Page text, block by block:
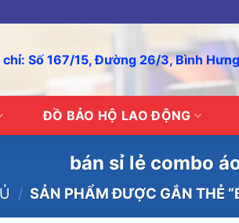
Số 167/15, Đường 26/3, Bình
ĐỒ BẢO HỘ LAO ĐỘNG
bán sỉ lẻ combo
/ SẢN PHẨM ĐƯỢC GẮN THẺ